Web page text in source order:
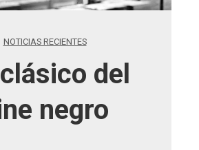
NOTICIAS RECIENTES
del
negro